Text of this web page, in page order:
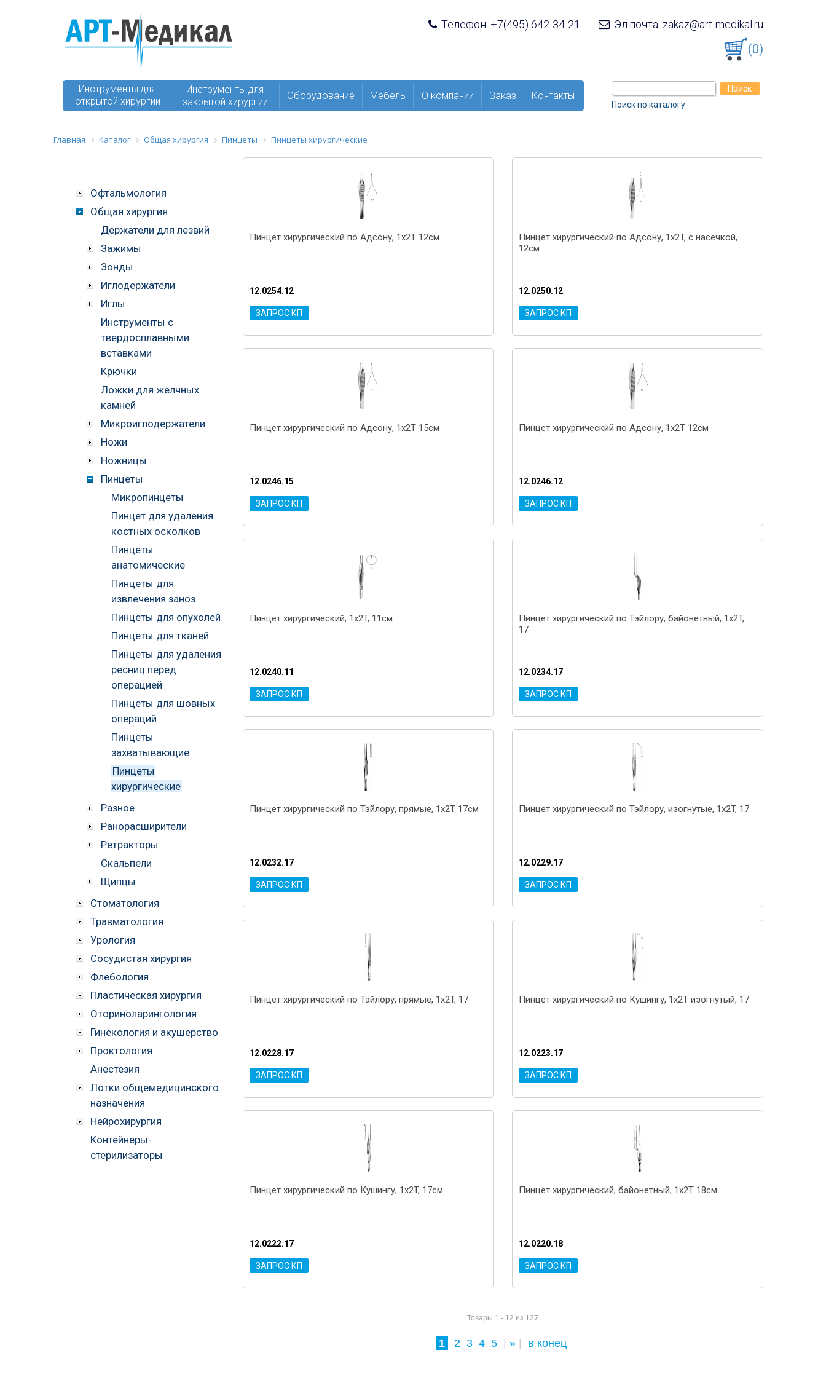
Телефон: +7(495) 642-34-21 Эл.почта: zakaz@art-medikal.ru
(0)
Инструменты для
открытой хирургии
Инструменты для
закрытой хирургии
Оборудование Мебель О компании Заказ Контакты
Поиск по каталогу
Главная Каталог Общая хирургия Пинцеты Пинцеты хирургические
Офтальмология
Общая хирургия
Держатели для лезвий
Зажимы
Зонды
Иглодержатели
Иглы
Инструменты с
твердосплавными
вставками
Крючки
Ложки для желчных
камней
Микроиглодержатели
Ножи
Ножницы
Пинцеты
Микропинцеты
Пинцет для удаления
костных осколков
Пинцеты
анатомические
Пинцеты для
извлечения заноз
Пинцеты для опухолей
Пинцеты для тканей
Пинцеты для удаления
ресниц перед
операцией
Пинцеты для шовных
операций
Пинцеты
захватывающие
Пинцеты
хирургические
Разное
Ранорасширители
Ретракторы
Скальпели
Щипцы
Стоматология
Травматология
Урология
Сосудистая хирургия
Флебология
Пластическая хирургия
Оториноларингология
Гинекология и акушерство
Проктология
Анестезия
Лотки общемедицинского
назначения
Нейрохирургия
Контейнеры-
стерилизаторы
Пинцет хирургический по Адсону, 1x2T 12см
12.0254.12
ЗАПРОС КП
Пинцет хирургический по Адсону, 1x2T, с насечкой,
12см
12.0250.12
ЗАПРОС КП
Пинцет хирургический по Адсону, 1x2T 15см
12.0246.15
ЗАПРОС КП
Пинцет хирургический по Адсону, 1x2T 12см
12.0246.12
ЗАПРОС КП
Пинцет хирургический, 1x2T, 11см
12.0240.11
ЗАПРОС КП
Пинцет хирургический по Тэйлору, байонетный, 1x2T,
17
12.0234.17
ЗАПРОС КП
Пинцет хирургический по Тэйлору, прямые, 1x2T 17см
12.0232.17
ЗАПРОС КП
Пинцет хирургический по Тэйлору, изогнутые, 1x2T, 17
12.0229.17
ЗАПРОС КП
Пинцет хирургический по Тэйлору, прямые, 1x2T, 17
12.0228.17
ЗАПРОС КП
Пинцет хирургический по Кушингу, 1x2T изогнутый, 17
12.0223.17
ЗАПРОС КП
Пинцет хирургический по Кушингу, 1x2T, 17см
12.0222.17
ЗАПРОС КП
Пинцет хирургический, байонетный, 1x2T 18см
12.0220.18
ЗАПРОС КП
Товары 1 - 12 из 127
1 2 3 4 5 |» | в конец